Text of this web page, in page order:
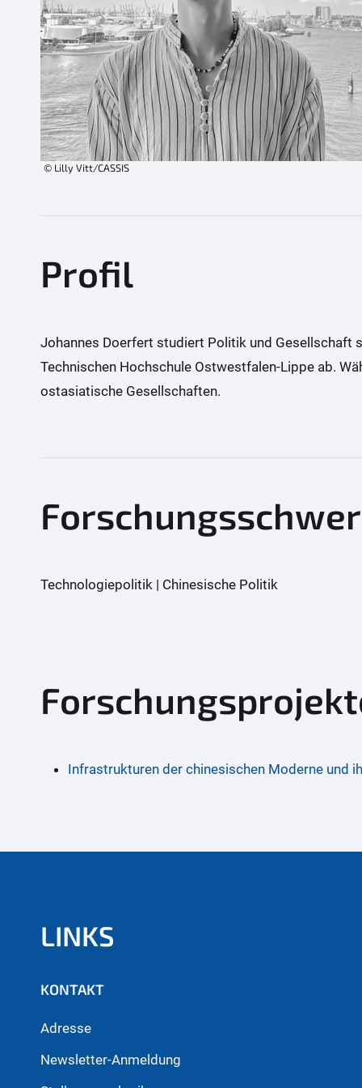
© Lilly Vitt/CASSIS
Profil
Johannes Doerfert studiert Politik und Gesellschaft
Technischen Hochschule Ostwestfalen-Lippe ab.
ostasiatische Gesellschaften.
Technologiepolitik | Chinesische Politik
Infrastrukturen der chinesischen Moderne und
LINKS
KONTAKT
Adresse
Newsletter-Anmeldung